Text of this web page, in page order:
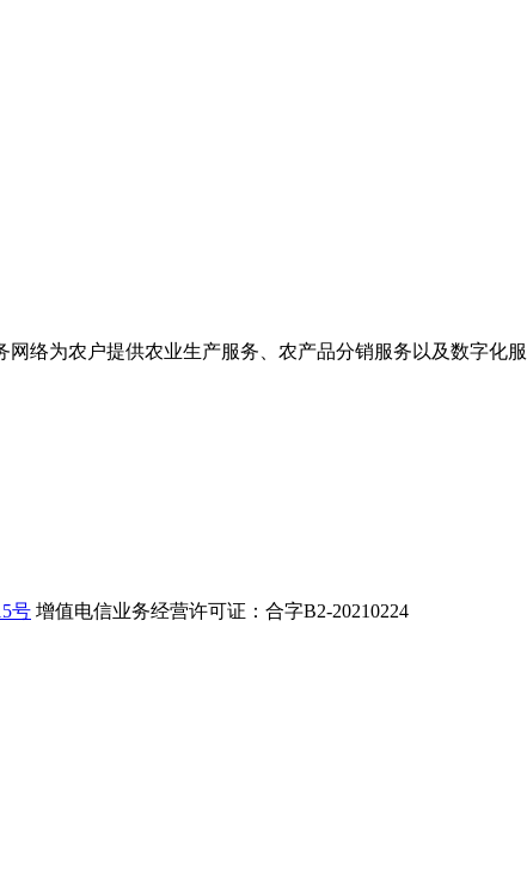
络为农户提供农业生产服务、农产品分销服务以及数字化服
号 增值电信业务经营许可证：合字B2-20210224